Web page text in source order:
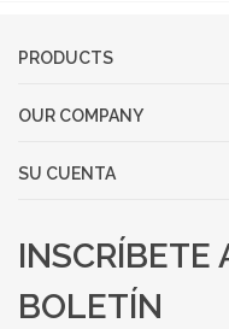
PRODUCTS
OUR COMPANY
SU CUENTA
INSCRÍBETE
BOLETÍN